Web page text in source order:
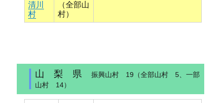
清川
村
（全部山
村）
山 梨 県振興山村 19（全部山村 5、一部
山村 14）